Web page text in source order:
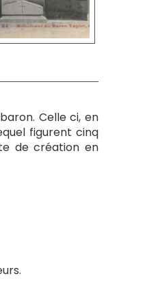
Celle ci, en
figurent cinq
de création en